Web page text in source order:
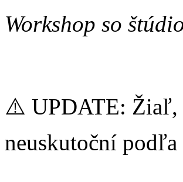
Workshop so
⚠️ UPDATE: Žiaľ,
neuskutoční podľa